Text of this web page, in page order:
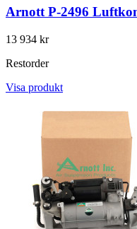
Arnott P-2496
13 934 kr
Restorder
Visa produkt